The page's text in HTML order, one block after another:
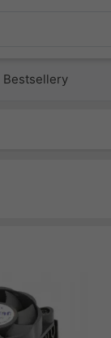
Bestsellery